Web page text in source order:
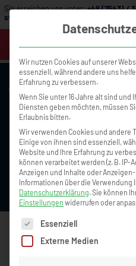
Sie erreichen uns unter:+49 (7543) /
strategie.de
Büroorganisation, die Zeit spart
Unternehmen entlastet – mit
Podcast Nr. 105
Wir nutzen Cookies auf unserer
essenziell, während andere uns
Erfahrung zu verbessern.
Wenn Sie unter 16 Jahre alt sind
Diensten geben möchten, müssen
Erlaubnis bitten.
Wir verwenden Cookies und andere
Einige von ihnen sind essenziell,
Website und Ihre Erfahrung zu
können verarbeitet werden (z. B. IP-
Anzeigen und Inhalte oder
Informationen über die
Datenschutzerklärung.Sie können
Einstellungen widerrufen oder
Es folgt eine Liste der
Essenziell
Externe Medien